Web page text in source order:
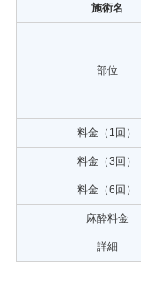
施術名
部位
料金（1回）
料金（3回）
料金（6回）
麻酔料金
詳細